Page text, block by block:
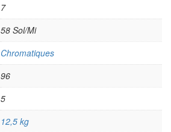
7
58 Sol/Mi
Chromatiques
96
5
12,5 kg